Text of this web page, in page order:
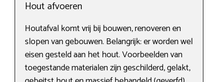
Hout afvoeren
Houtafval komt vrij bij bouwen, renoveren en
slopen van gebouwen. Belangrijk: er worden wel
eisen gesteld aan het hout. Voorbeelden van
toegestande materialen zijn geschilderd, gelakt,